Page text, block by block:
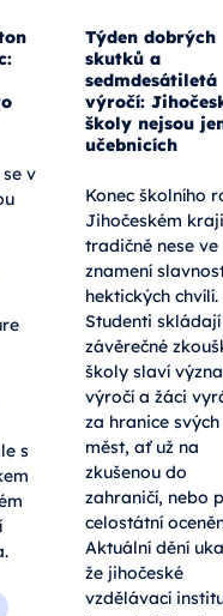
v
s
Týden dobrých
skutků a
sedmdesátiletá
výročí:
školy nejsou
učebnicích
Konec školního
Jihočeském
tradičně nese ve
znamení
hektických chvílí.
Studenti skládají
závěrečné
školy slaví
výročí a žáci
za hranice svých
měst, ať už na
zkušenou do
zahraničí, nebo
celostátní
Aktuální dění
že jihočeské
vzdělávací